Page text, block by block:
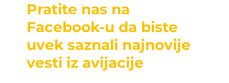
Pratite nas na
Facebook-u da biste
uvek saznali najnovije
vesti iz avijacije